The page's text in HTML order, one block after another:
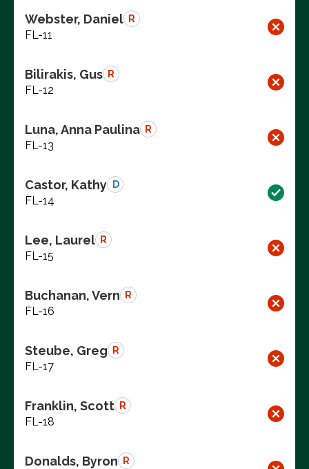
Webster, Daniel R
FL-11
Bilirakis, Gus R
FL-12
Luna, Anna Paulina R
FL-13
Castor, Kathy D
FL-14
Lee, Laurel R
FL-15
Buchanan, Vern R
FL-16
Steube, Greg R
FL-17
Franklin, Scott R
FL-18
Donalds, Byron R